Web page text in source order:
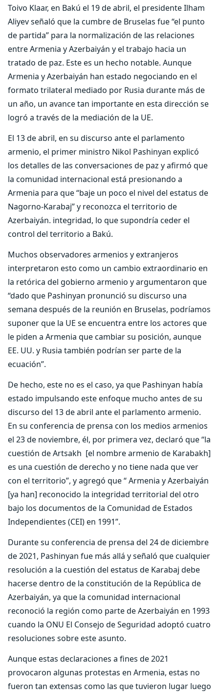
Toivo Klaar, en Bakú el 19 de abril, el presidente Ilham
Aliyev señaló que la cumbre de Bruselas fue “el punto
de partida” para la normalización de las relaciones
entre Armenia y Azerbaiyán y el trabajo hacia un
tratado de paz. Este es un hecho notable. Aunque
Armenia y Azerbaiyán han estado negociando en el
formato trilateral mediado por Rusia durante más de
un año, un avance tan importante en esta dirección se
logró a través de la mediación de la UE.
El 13 de abril, en su discurso ante el parlamento
armenio, el primer ministro Nikol Pashinyan explicó
los detalles de las conversaciones de paz y afirmó que
la comunidad internacional está presionando a
Armenia para que “baje un poco el nivel del estatus de
Nagorno-Karabaj” y reconozca el territorio de
Azerbaiyán. integridad, lo que supondría ceder el
control del territorio a Bakú.
Muchos observadores armenios y extranjeros
interpretaron esto como un cambio extraordinario en
la retórica del gobierno armenio y argumentaron que
“dado que Pashinyan pronunció su discurso una
semana después de la reunión en Bruselas, podríamos
suponer que la UE se encuentra entre los actores que
le piden a Armenia que cambiar su posición, aunque
EE. UU. y Rusia también podrían ser parte de la
ecuación”.
De hecho, este no es el caso, ya que Pashinyan había
estado impulsando este enfoque mucho antes de su
discurso del 13 de abril ante el parlamento armenio.
En su conferencia de prensa con los medios armenios
el 23 de noviembre, él, por primera vez, declaró que “la
cuestión de Artsakh [el nombre armenio de Karabakh]
es una cuestión de derecho y no tiene nada que ver
con el territorio”, y agregó que “ Armenia y Azerbaiyán
[ya han] reconocido la integridad territorial del otro
bajo los documentos de la Comunidad de Estados
Independientes (CEI) en 1991”.
Durante su conferencia de prensa del 24 de diciembre
de 2021, Pashinyan fue más allá y señaló que cualquier
resolución a la cuestión del estatus de Karabaj debe
hacerse dentro de la constitución de la República de
Azerbaiyán, ya que la comunidad internacional
reconoció la región como parte de Azerbaiyán en 1993
cuando la ONU El Consejo de Seguridad adoptó cuatro
resoluciones sobre este asunto.
Aunque estas declaraciones a fines de 2021
provocaron algunas protestas en Armenia, estas no
fueron tan extensas como las que tuvieron lugar luego